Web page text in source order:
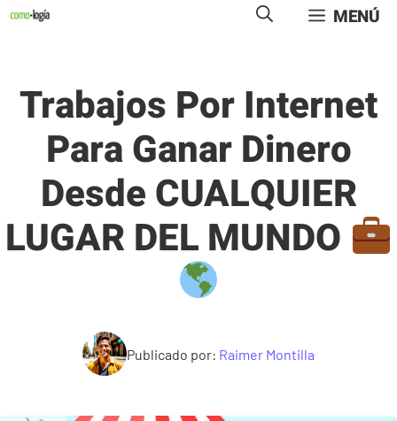
Saltar
MENÚ
Trabajos Por Internet
Para Ganar Dinero
Desde CUALQUIER
LUGAR DEL MUNDO
Publicado por: Raimer Montilla